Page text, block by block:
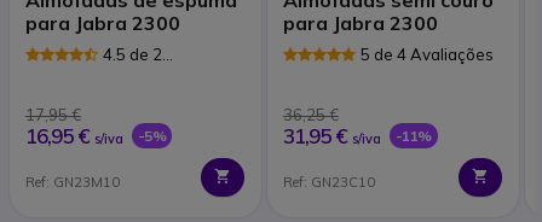
para Jabra 2300
4.5 de 2
17,95 €
16,95 € s/iva -5%
Ref: GN23M10
para Jabra 2300
5 de 4 Avaliações
36,25 €
31,95 € s/iva -11%
Ref: GN23C10